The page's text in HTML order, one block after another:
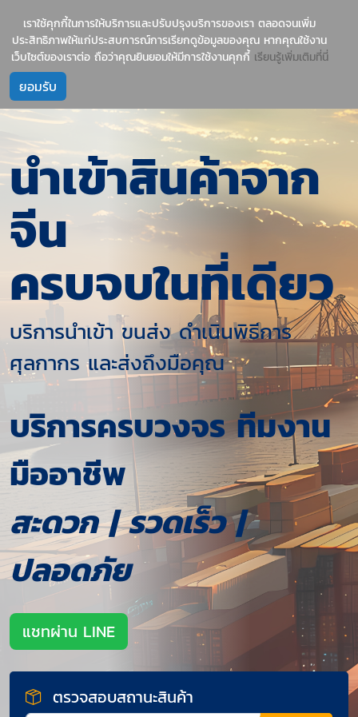
1237 บริการนำเข้าสินค้าจีน-ไทย อย่างมืออาชีพ
นำเข้าสินค้าจาก
จีน
ครบจบในที่เดียว
บริการนำเข้า ขนส่ง ดำเนินพิธีการ
ศุลกากร และส่งถึงมือคุณ
บริการครบวงจร ทีมงาน
มืออาชีพ
สะดวก | รวดเร็ว |
ปลอดภัย
แชทผ่าน LINE
ตรวจสอบสถานะสินค้า
เราใช้คุกกี้ในการให้บริการและปรับปรุงบริการของเรา ตลอดจนเพิ่ม
ประสิทธิภาพให้แก่ประสบการณ์การเรียกดูข้อมูลของคุณ หากคุณใช้งาน
เว็บไซต์ของเราต่อ ถือว่าคุณยินยอมให้มีการใช้งานคุกกี้ เรียนรู้เพิ่มเติมที่นี่